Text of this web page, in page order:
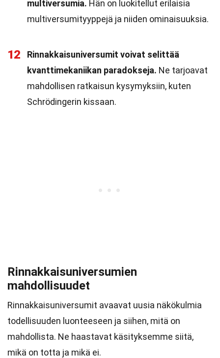
multiversumia. Hän on luokitellut erilaisia
multiversumityyppejä ja niiden ominaisuuksia.
12
Rinnakkaisuniversumit voivat selittää
kvanttimekaniikan paradokseja. Ne tarjoavat
mahdollisen ratkaisun kysymyksiin, kuten
Schrödingerin kissaan.
Rinnakkaisuniversumien
mahdollisuudet
Rinnakkaisuniversumit avaavat uusia näkökulmia
todellisuuden luonteeseen ja siihen, mitä on
mahdollista. Ne haastavat käsityksemme siitä,
mikä on totta ja mikä ei.